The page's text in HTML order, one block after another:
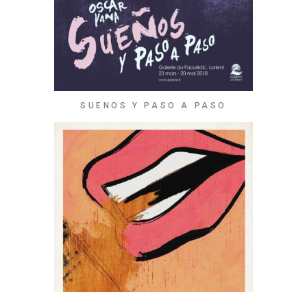
SUENOS Y PASO A PASO